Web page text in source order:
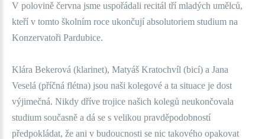
V polovině června jsme uspořádali recitál tří mladých umělců,
kteří v tomto školním roce ukončují absolutoriem studium na
Konzervatoři Pardubice.
Klára Bekerová (klarinet), Matyáš Kratochvíl (bicí) a Jana
Veselá (příčná flétna) jsou naši kolegové a ta situace je dost
výjimečná. Nikdy dříve trojice našich kolegů neukončovala
studium současně a dá se s velikou pravděpodobností
předpokládat, že ani v budoucnosti se nic takového opakovat